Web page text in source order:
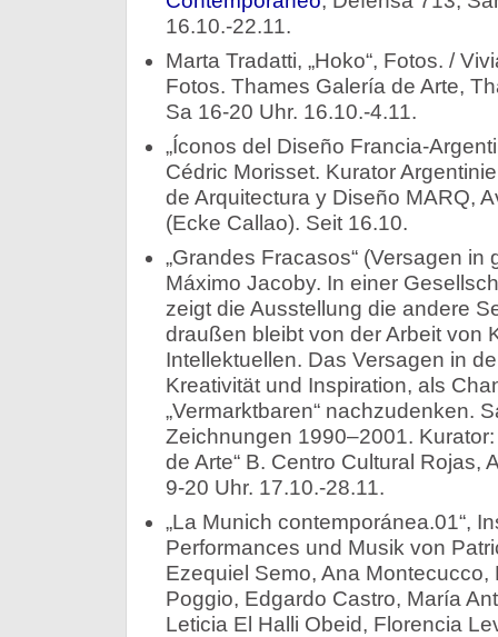
16.10.-22.11.
Marta Tradatti, „Hoko“, Fotos. /
Fotos. Thames Galería de Arte,
Sa 16-20 Uhr. 16.10.-4.11.
„Íconos del Diseño Francia-
Cédric Morisset. Kurator
de Arquitectura y Diseño MARQ,
(Ecke Callao). Seit 16.10.
„Grandes Fracasos“ (Versagen in
Máximo Jacoby. In einer
zeigt die Ausstellung die andere
draußen bleibt von der Arbeit von
Intellektuellen. Das Versagen in
Kreativität und Inspiration, als
„Vermarktbaren“ nachzudenken.
Zeichnungen 1990–2001.
de Arte“ B. Centro Cultural Rojas,
9-20 Uhr. 17.10.-28.11.
„La Munich contemporánea.01“,
Performances und Musik von
Ezequiel Semo, Ana Montecucco,
Poggio, Edgardo Castro, María
Leticia El Halli Obeid, Florencia